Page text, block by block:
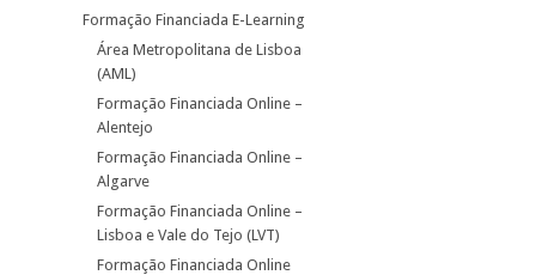
Formação Financiada E-Learning
Área Metropolitana de Lisboa
(AML)
Formação Financiada Online –
Alentejo
Formação Financiada Online –
Algarve
Formação Financiada Online –
Lisboa e Vale do Tejo (LVT)
Formação Financiada Online